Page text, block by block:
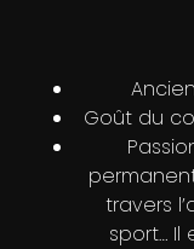
Goût du
travers
sport… Il